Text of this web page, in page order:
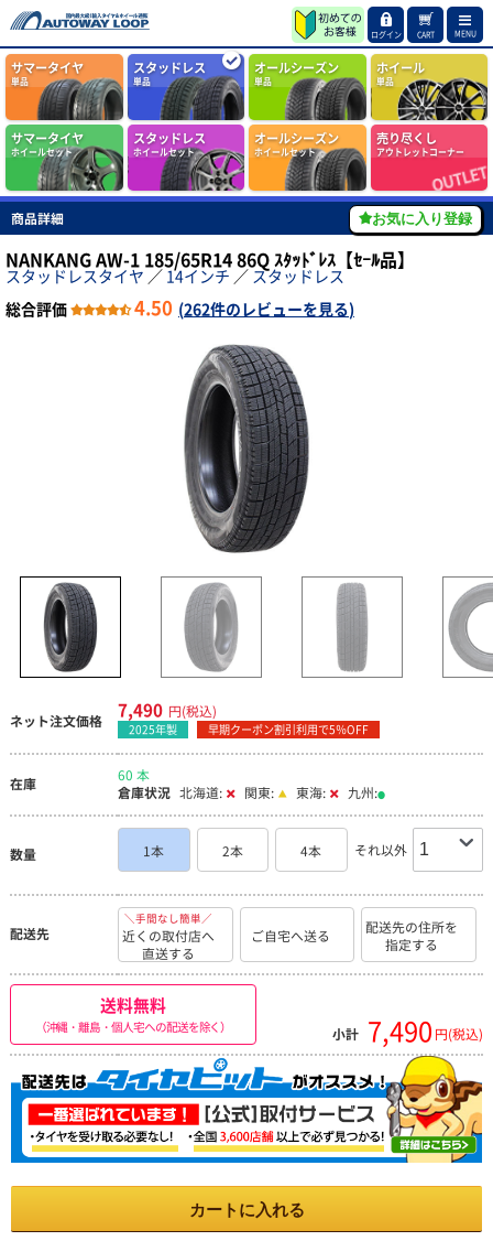
ログイン CART MENU
サマータイヤ
単品
スタッドレス
単品
オールシーズン
単品
ホイール
単品
サマータイヤ
ホイールセット
スタッドレス
ホイールセット
オールシーズン
ホイールセット
売り尽くし
アウトレットコーナー
商品詳細 お気に入り登録
NANKANG AW-1 185/65R14 86Q ｽﾀｯﾄﾞﾚｽ【ｾｰﾙ品】
スタッドレスタイヤ ／ 14インチ ／ スタッドレス
総合評価
4.50 (262件のレビューを見る)
ネット注文価格 7,490 円(税込)
2025年製 早期クーポン割引利用で5％OFF
在庫
60 本
倉庫状況 北海道: 関東: 東海: 九州:
数量 1本 2本 4本 それ以外
配送先
＼手間なし簡単／
近くの取付店へ
直送する
ご自宅へ送る
配送先の住所を
指定する
送料無料
（沖縄・離島・個人宅への配送を除く） 小計 7,490 円(税込)
カートに入れる